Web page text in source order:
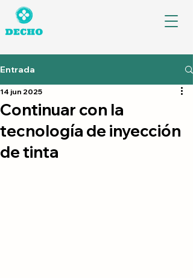
Entrada
Continuar con la
tecnología de inyección
de tinta
14 jun 2025